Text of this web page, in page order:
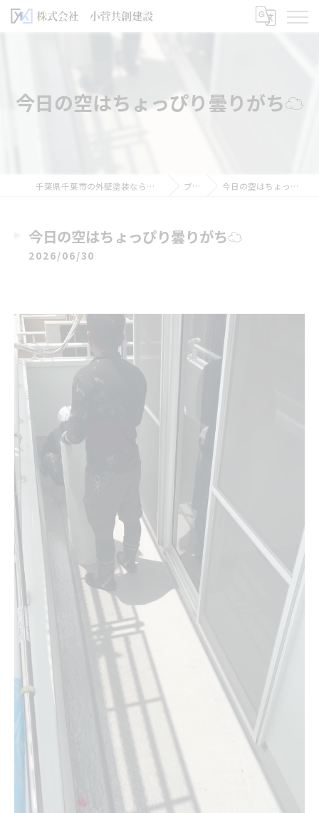
今日の空はちょっぴり曇りがち☁️
千葉県千葉市の外壁塗装なら株式会社小菅共創建設 ブログ 今日の空はちょっぴり曇りがち☁️
今日の空はちょっぴり曇りがち☁️
2026/06/30